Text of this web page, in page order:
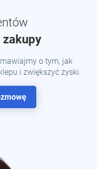
zakupy
o tym, jak
i zwiększyć zyski.